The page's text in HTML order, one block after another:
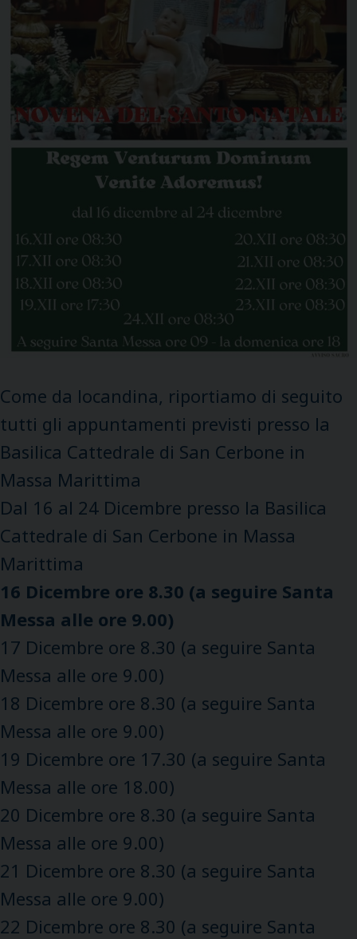
Come da locandina, riportiamo di seguito
tutti gli appuntamenti previsti presso la
Basilica Cattedrale di San Cerbone in
Massa Marittima
Dal 16 al 24 Dicembre presso la Basilica
Cattedrale di San Cerbone in Massa
Marittima
16 Dicembre ore 8.30 (a seguire Santa
Messa alle ore 9.00)
17 Dicembre ore 8.30 (a seguire Santa
Messa alle ore 9.00)
18 Dicembre ore 8.30 (a seguire Santa
Messa alle ore 9.00)
19 Dicembre ore 17.30 (a seguire Santa
Messa alle ore 18.00)
20 Dicembre ore 8.30 (a seguire Santa
Messa alle ore 9.00)
21 Dicembre ore 8.30 (a seguire Santa
Messa alle ore 9.00)
22 Dicembre ore 8.30 (a seguire Santa